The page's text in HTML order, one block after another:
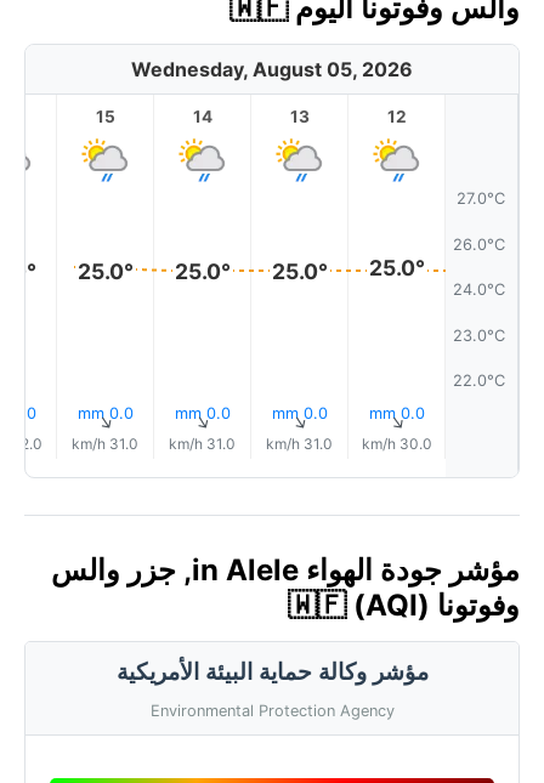
والس وفوتونا اليوم 🇼🇫
Wednesday, August 05, 2026
27.0°C
26.0°C
24.0°C
23.0°C
22.0°C
12
25.0°
0.0 mm
↑
30.0 km/h
13
25.0°
0.0 mm
↑
31.0 km/h
14
25.0°
0.0 mm
↑
31.0 km/h
15
25.0°
0.0 mm
↑
31.0 km/h
0.0 mm
32.0 km/h
مؤشر جودة الهواء in Alele, جزر والس
وفوتونا 🇼🇫 (AQI)
مؤشر وكالة حماية البيئة الأمريكية
Environmental Protection Agency